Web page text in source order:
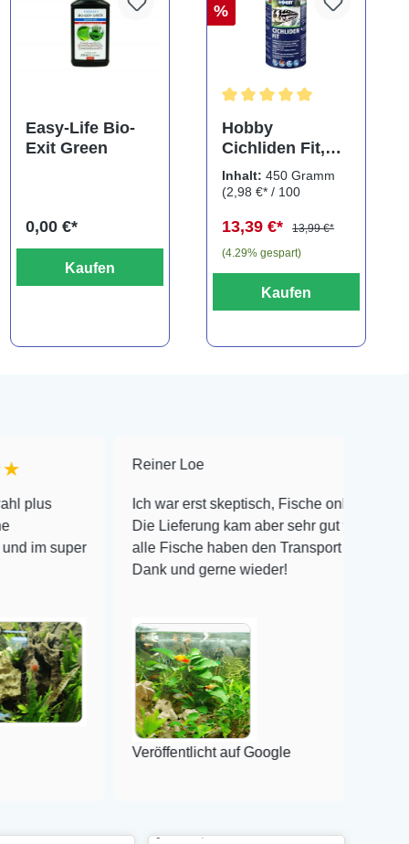
Easy-Life Bio-
Exit Green
0,00 €*
Kaufen
%
Hobby
Cichliden Fit,
450 g
Inhalt:450 Gramm
(2,98 €* / 100
13,39 €*
13,99 €*
(4.29% gespart)
Kaufen
Ich war erst skeptisch, Fische online zu bestellen!
Die Lieferung kam aber sehr gut verpackt an und
alle Fische haben den Transport überlebt! Vielen
Dank und gerne wieder!
Veröffentlicht auf Google